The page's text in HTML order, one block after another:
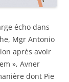
écho dans
Mgr Antonio
après avoir
», Avner
dont Pie